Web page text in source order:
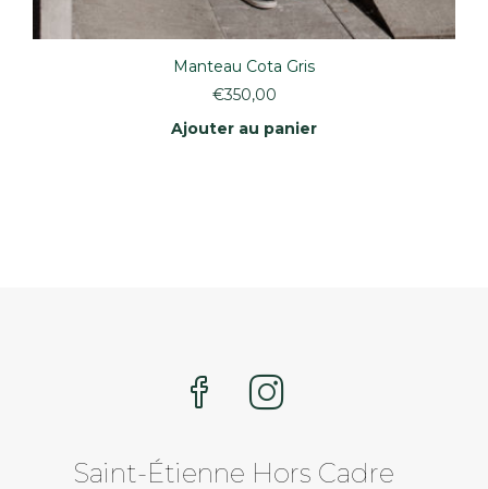
Manteau Cota Gris
€350,00
Ajouter au panier
Saint-Étienne Hors Cadre